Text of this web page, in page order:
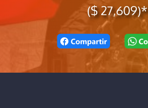
($ 27,609)*